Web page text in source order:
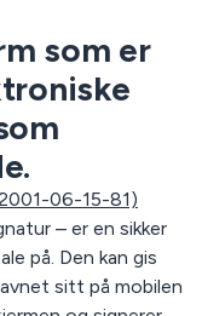
som er
06-15-81)
– er en sikker
på. Den kan gis
sitt på mobilen